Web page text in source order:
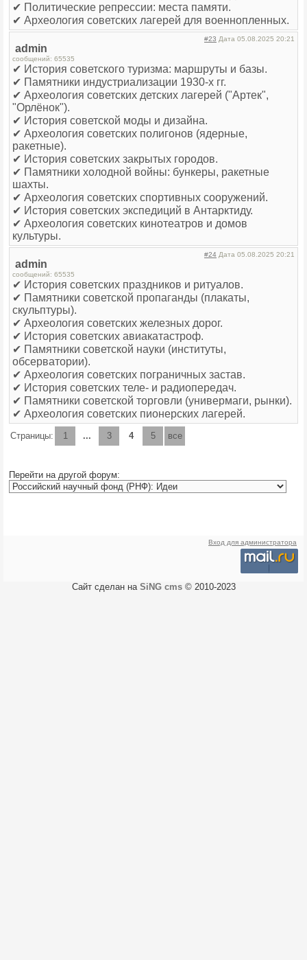
✔ Политические репрессии: места памяти.
✔ Археология советских лагерей для военнопленных.
#23 Дата 05.08.2025 20:21
admin
сообщений: 65535
✔ История советского туризма: маршруты и базы.
✔ Памятники индустриализации 1930-х гг.
✔ Археология советских детских лагерей ("Артек",
"Орлёнок").
✔ История советской моды и дизайна.
✔ Археология советских полигонов (ядерные,
ракетные).
✔ История советских закрытых городов.
✔ Памятники холодной войны: бункеры, ракетные
шахты.
✔ Археология советских спортивных сооружений.
✔ История советских экспедиций в Антарктиду.
✔ Археология советских кинотеатров и домов
культуры.
#24 Дата 05.08.2025 20:21
admin
сообщений: 65535
✔ История советских праздников и ритуалов.
✔ Памятники советской пропаганды (плакаты,
скульптуры).
✔ Археология советских железных дорог.
✔ История советских авиакатастроф.
✔ Памятники советской науки (институты,
обсерватории).
✔ Археология советских пограничных застав.
✔ История советских теле- и радиопередач.
✔ Памятники советской торговли (универмаги, рынки).
✔ Археология советских пионерских лагерей.
Страницы: 1 ... 3 4 5 все
Перейти на другой форум:
Вход для администратора
Сайт сделан на SiNG cms© 2010-2023